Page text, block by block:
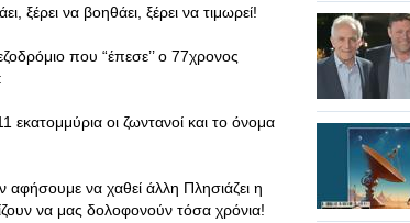
ξέρει να βοηθάει, ξέρει να τιμωρεί!
που “έπεσε’’ ο 77χρονος
εκατομμύρια οι ζωντανοί και το όνομα
να χαθεί άλλη Πλησιάζει η
να μας δολοφονούν τόσα χρόνια!